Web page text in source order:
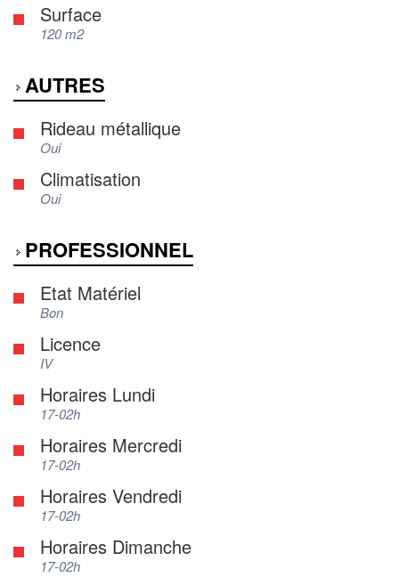
Surface
120 m2
AUTRES
Rideau métallique
Oui
Climatisation
Oui
PROFESSIONNEL
Etat Matériel
Bon
Licence
IV
Horaires Lundi
17-02h
Horaires Mercredi
17-02h
Horaires Vendredi
17-02h
Horaires Dimanche
17-02h